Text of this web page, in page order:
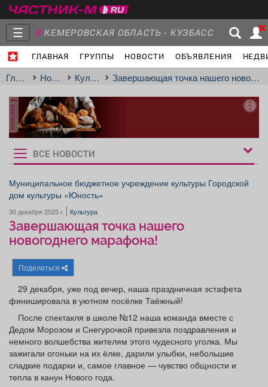
☰ КЕМЕРОВСКАЯ ОБЛАСТЬ - КУЗБАСС
ГЛАВНАЯ ГРУППЫ НОВОСТИ ОБЪЯВЛЕНИЯ
Главная
Группы
Объявления Недвижимость Услуги
Афиша
Товары Поздравления Погода
Главная Новости Культура Завершающая точка нашего новогоднего марафона!
реклама
Рукбрики
новостей
ВСЕ НОВОСТИ
Муниципальное бюджетное учреждение культуры Городской
дом культуры «Юность»
30 декабря 2025 г. Культура
Завершающая точка нашего
новогоднего марафона!
Поделиться
29 декабря, уже под вечер, наша праздничная эстафета
финишировала в уютном посёлке Таёжный!
После спектакля в школе №12 наша команда вместе с
Дедом Морозом и Снегурочкой привезла поздравления и
немного волшебства жителям этого чудесного уголка. Мы
зажигали огоньки на их ёлке, дарили улыбки, небольшие
сладкие подарки и, самое главное — чувство общности и
тепла в канун Нового года.